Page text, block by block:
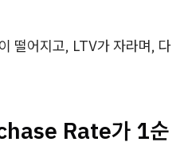
떨어지고, LTV가 자라며, 다
Rate가 1순